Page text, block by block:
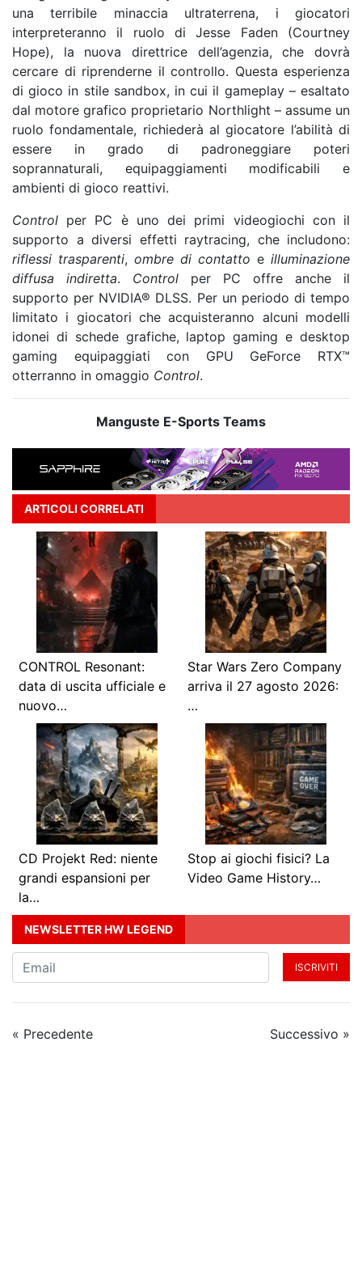
una terribile minaccia ultraterrena, i giocatori
interpreteranno il ruolo di Jesse Faden (Courtney
Hope), la nuova direttrice dell’agenzia, che dovrà
cercare di riprenderne il controllo. Questa esperienza
di gioco in stile sandbox, in cui il gameplay – esaltato
dal motore grafico proprietario Northlight – assume un
ruolo fondamentale, richiederà al giocatore l’abilità di
essere in grado di padroneggiare poteri
soprannaturali, equipaggiamenti modificabili e
ambienti di gioco reattivi.
Control per PC è uno dei primi videogiochi con il
supporto a diversi effetti raytracing, che includono:
riflessi trasparenti, ombre di contatto e illuminazione
diffusa indiretta. Control per PC offre anche il
supporto per NVIDIA® DLSS. Per un periodo di tempo
limitato i giocatori che acquisteranno alcuni modelli
idonei di schede grafiche, laptop gaming e desktop
gaming equipaggiati con GPU GeForce RTX™
otterranno in omaggio Control.
Manguste E-Sports Teams
ARTICOLI CORRELATI
CONTROL Resonant:
data di uscita ufficiale e
nuovo…
Star Wars Zero Company
arriva il 27 agosto 2026:
…
CD Projekt Red: niente
grandi espansioni per
la…
Stop ai giochi fisici? La
Video Game History…
NEWSLETTER HW LEGEND
ISCRIVITI
« Precedente Successivo »